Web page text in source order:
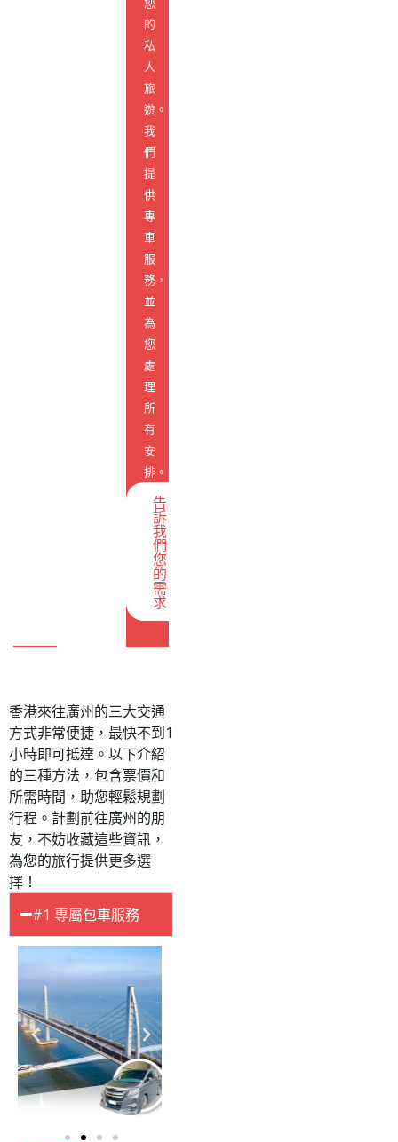
的
私
人
旅
遊。
我
們
提
供
專
車
服
務，
並
為
您
處
理
所
有
安
排。
告
訴
我
們
您
的
需
求
香港來往廣州的三大交通
方式非常便捷，最快不到1
小時即可抵達。以下介紹
的三種方法，包含票價和
所需時間，助您輕鬆規劃
行程。計劃前往廣州的朋
友，不妨收藏這些資訊，
為您的旅行提供更多選
擇！
#1 專屬包車服務